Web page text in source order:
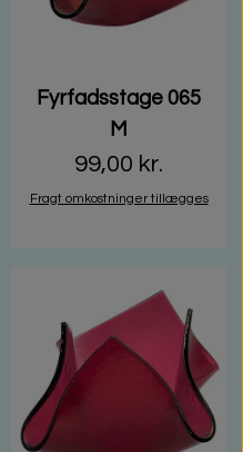
Fyrfadsstage 065
M
99,00 kr.
Fragt omkostninger tillægges